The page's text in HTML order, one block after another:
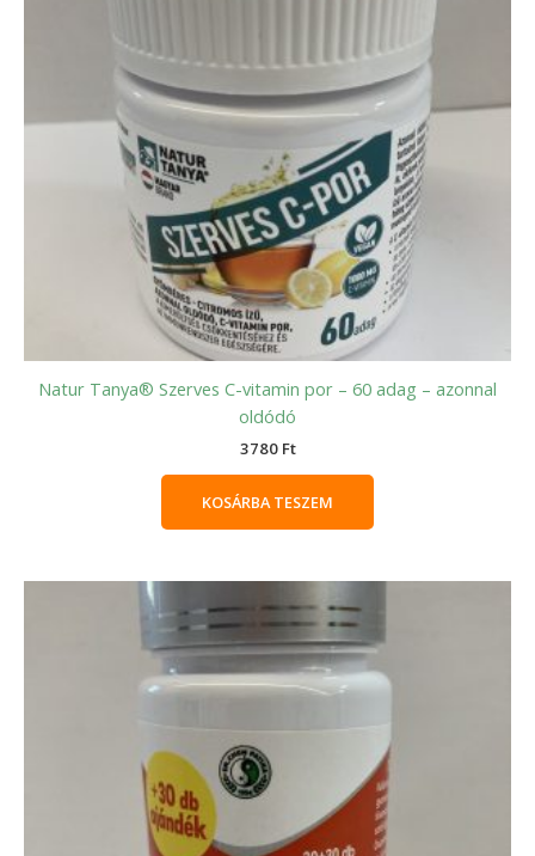
Natur Tanya® Szerves C-vitamin por – 60 adag – azonnal
oldódó
3780 Ft
KOSÁRBA TESZEM